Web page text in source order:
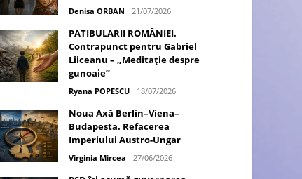
Denisa ORBAN 21/07/2026
PATIBULARII ROMÂNIEI.
Contrapunct pentru Gabriel
Liiceanu – „Meditație despre
gunoaie”
Ryana POPESCU 18/07/2026
Noua Axă Berlin–Viena–
Budapesta. Refacerea
Imperiului Austro-Ungar
Virginia Mircea 27/06/2026